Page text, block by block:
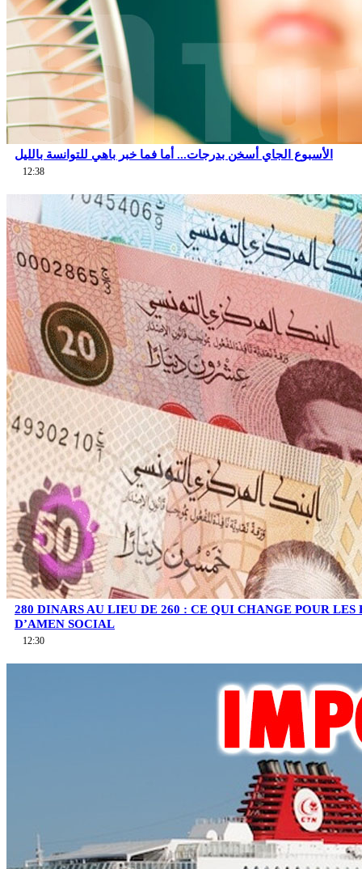
الأسبوع الجاي أسخن بدرجات... أما فما خبر باهي للتوانسة بالليل
12:38
280 DINARS AU LIEU DE 260 : CE QUI CHANGE POUR LES
D’AMEN SOCIAL
12:30